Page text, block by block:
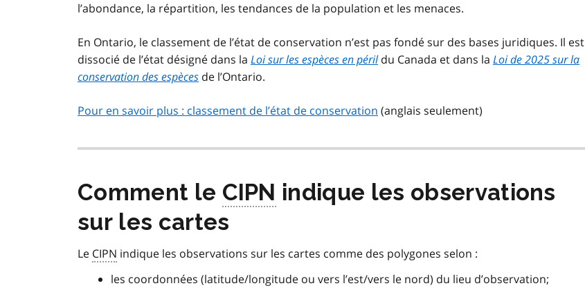
l’abondance, la répartition, les tendances de la population et les menaces.
En Ontario, le classement de l’état de conservation n’est pas fondé sur des bases juridiques. Il est
dissocié de l’état désigné dans la Loi sur les espèces en périldu Canada et dans la Loi de 2025 sur la
conservation des espèces de l’Ontario.
Pour en savoir plus : classement de l’état de conservation (anglais seulement)
Comment le CIPN indique les observations
sur les cartes
Le CIPN indique les observations sur les cartes comme des polygones selon :
les coordonnées (latitude/longitude ou vers l’est/vers le nord) du lieu d’observation;